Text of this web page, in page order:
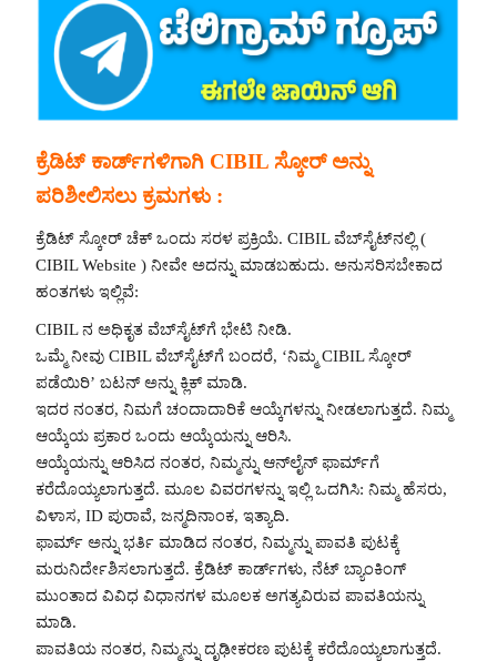
ಕ್ರೆಡಿಟ್ ಕಾರ್ಡ್‌ಗಳಿಗಾಗಿ CIBIL ಸ್ಕೋರ್ ಅನ್ನು
ಪರಿಶೀಲಿಸಲು ಕ್ರಮಗಳು :
ಕ್ರೆಡಿಟ್ ಸ್ಕೋರ್ ಚೆಕ್ ಒಂದು ಸರಳ ಪ್ರಕ್ರಿಯೆ. CIBIL ವೆಬ್‌ಸೈಟ್‌ನಲ್ಲಿ (
CIBIL Website ) ನೀವೇ ಅದನ್ನು ಮಾಡಬಹುದು. ಅನುಸರಿಸಬೇಕಾದ
ಹಂತಗಳು ಇಲ್ಲಿವೆ:
CIBIL ನ ಅಧಿಕೃತ ವೆಬ್‌ಸೈಟ್‌ಗೆ ಭೇಟಿ ನೀಡಿ.
ಒಮ್ಮೆ ನೀವು CIBIL ವೆಬ್‌ಸೈಟ್‌ಗೆ ಬಂದರೆ, ‘ನಿಮ್ಮ CIBIL ಸ್ಕೋರ್
ಪಡೆಯಿರಿ’ ಬಟನ್ ಅನ್ನು ಕ್ಲಿಕ್ ಮಾಡಿ.
ಇದರ ನಂತರ, ನಿಮಗೆ ಚಂದಾದಾರಿಕೆ ಆಯ್ಕೆಗಳನ್ನು ನೀಡಲಾಗುತ್ತದೆ. ನಿಮ್ಮ
ಆಯ್ಕೆಯ ಪ್ರಕಾರ ಒಂದು ಆಯ್ಕೆಯನ್ನು ಆರಿಸಿ.
ಆಯ್ಕೆಯನ್ನು ಆರಿಸಿದ ನಂತರ, ನಿಮ್ಮನ್ನು ಆನ್‌ಲೈನ್ ಫಾರ್ಮ್‌ಗೆ
ಕರೆದೊಯ್ಯಲಾಗುತ್ತದೆ. ಮೂಲ ವಿವರಗಳನ್ನು ಇಲ್ಲಿ ಒದಗಿಸಿ: ನಿಮ್ಮ ಹೆಸರು,
ವಿಳಾಸ, ID ಪುರಾವೆ, ಜನ್ಮದಿನಾಂಕ, ಇತ್ಯಾದಿ.
ಫಾರ್ಮ್ ಅನ್ನು ಭರ್ತಿ ಮಾಡಿದ ನಂತರ, ನಿಮ್ಮನ್ನು ಪಾವತಿ ಪುಟಕ್ಕೆ
ಮರುನಿರ್ದೇಶಿಸಲಾಗುತ್ತದೆ. ಕ್ರೆಡಿಟ್ ಕಾರ್ಡ್‌ಗಳು, ನೆಟ್ ಬ್ಯಾಂಕಿಂಗ್
ಮುಂತಾದ ವಿವಿಧ ವಿಧಾನಗಳ ಮೂಲಕ ಅಗತ್ಯವಿರುವ ಪಾವತಿಯನ್ನು
ಮಾಡಿ.
ಪಾವತಿಯ ನಂತರ, ನಿಮ್ಮನ್ನು ದೃಢೀಕರಣ ಪುಟಕ್ಕೆ ಕರೆದೊಯ್ಯಲಾಗುತ್ತದೆ.